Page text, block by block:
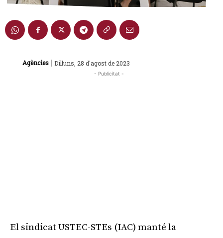
Agències | Dilluns, 28 d'agost de 2023
- Publicitat -
El sindicat USTEC-STEs (IAC) manté la